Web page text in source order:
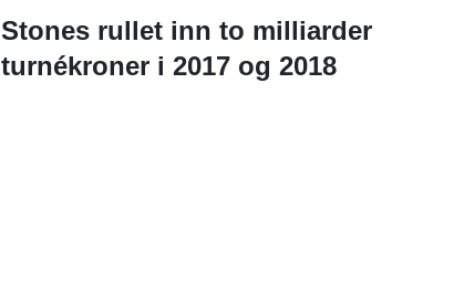
Stones rullet inn to milliarder
turnékroner i 2017 og 2018